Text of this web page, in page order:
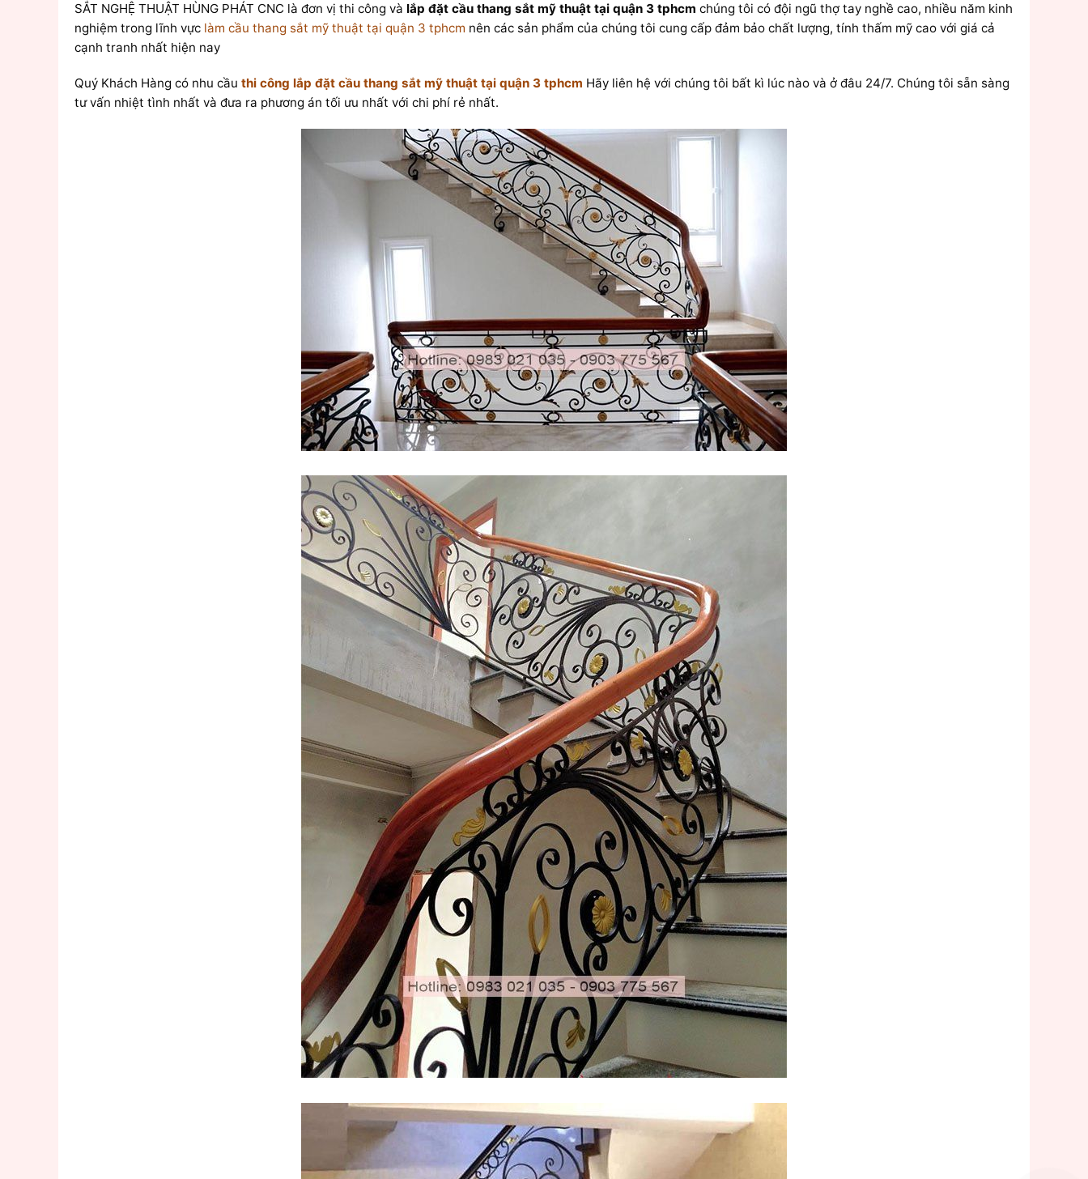
SẮT NGHỆ THUẬT HÙNG PHÁT CNC là đơn vị thi công và lắp đặt cầu thang sắt mỹ thuật tại quận 3 tphcm chúng tôi có đội ngũ thợ tay nghề cao, nhiều năm kinh
nghiệm trong lĩnh vực làm cầu thang sắt mỹ thuật tại quận 3 tphcm nên các sản phẩm của chúng tôi cung cấp đảm bảo chất lượng, tính thấm mỹ cao với giá cả
cạnh tranh nhất hiện nay
Quý Khách Hàng có nhu cầu thi công lắp đặt cầu thang sắt mỹ thuật tại quận 3 tphcm Hãy liên hệ với chúng tôi bất kì lúc nào và ở đâu 24/7. Chúng tôi sẵn sàng
tư vấn nhiệt tình nhất và đưa ra phương án tối ưu nhất với chi phí rẻ nhất.